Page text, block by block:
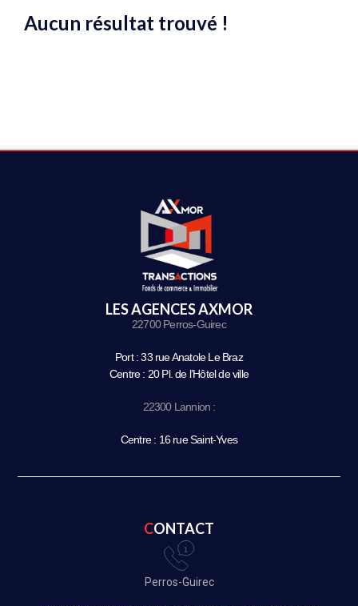
Aucun résultat trouvé !
LES AGENCES AXMOR
22700 Perros-Guirec
Port : 33 rue Anatole Le Braz
Centre : 20 Pl. de l’Hôtel de ville
22300 Lannion :
Centre : 16 rue Saint-Yves
CONTACT
Perros-Guirec